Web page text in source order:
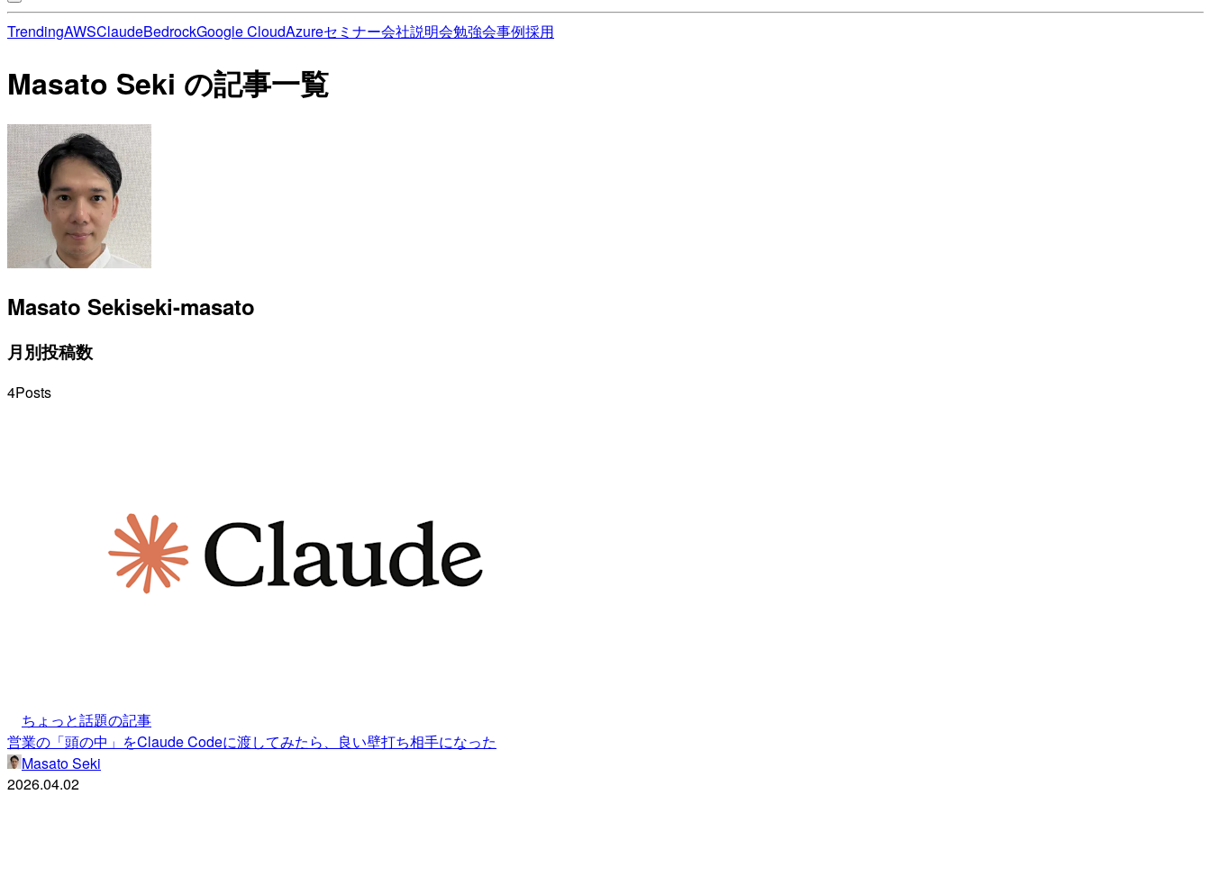
TrendingAWSClaudeBedrockGoogle CloudAzureセミナー会社説明会勉強会事例採用
Masato Seki の記事一覧
Masato Sekiseki-masato
月別投稿数
4Posts
ちょっと話題の記事
営業の「頭の中」をClaude Codeに渡してみたら、良い壁打ち相手になった
Masato Seki
2026.04.02